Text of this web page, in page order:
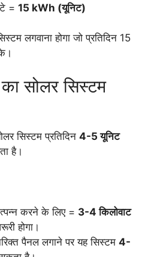
= 15 kWh (यूनिट)
लगवाना होगा जो प्रतिदिन 15
सोलर सिस्टम
सिस्टम प्रतिदिन 4-5 यूनिट
है।
करने के लिए = 3-4 किलोवाट
होगा।
पैनल लगाने पर यह सिस्टम 4-